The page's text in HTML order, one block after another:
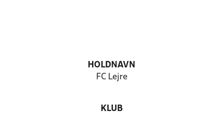
HOLDNAVN
FC Lejre
KLUB